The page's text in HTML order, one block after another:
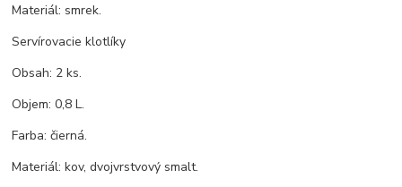
Materiál: smrek.
Servírovacie klotlíky
Obsah: 2 ks.
Objem: 0,8 L.
Farba: čierná.
Materiál: kov, dvojvrstvový smalt.